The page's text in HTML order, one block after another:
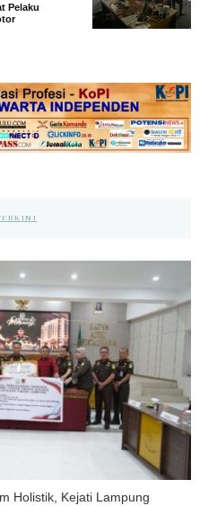
Pelaku
Holistik, Kejati Lampung